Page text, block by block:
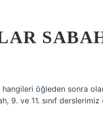
öğleden sonra
9. ve 11. sınıf